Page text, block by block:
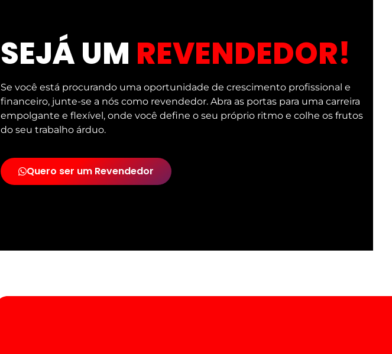
SEJÁ UM REVENDEDOR!
Se você está procurando uma oportunidade de crescimento profissional e
financeiro, junte-se a nós como revendedor. Abra as portas para uma carreira
empolgante e flexível, onde você define o seu próprio ritmo e colhe os frutos
do seu trabalho árduo.
Quero ser um Revendedor